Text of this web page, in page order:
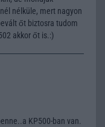
nélküle, mert nagyon
őt biztosra tudom
akkor őt is.:)
KP500-ban van.